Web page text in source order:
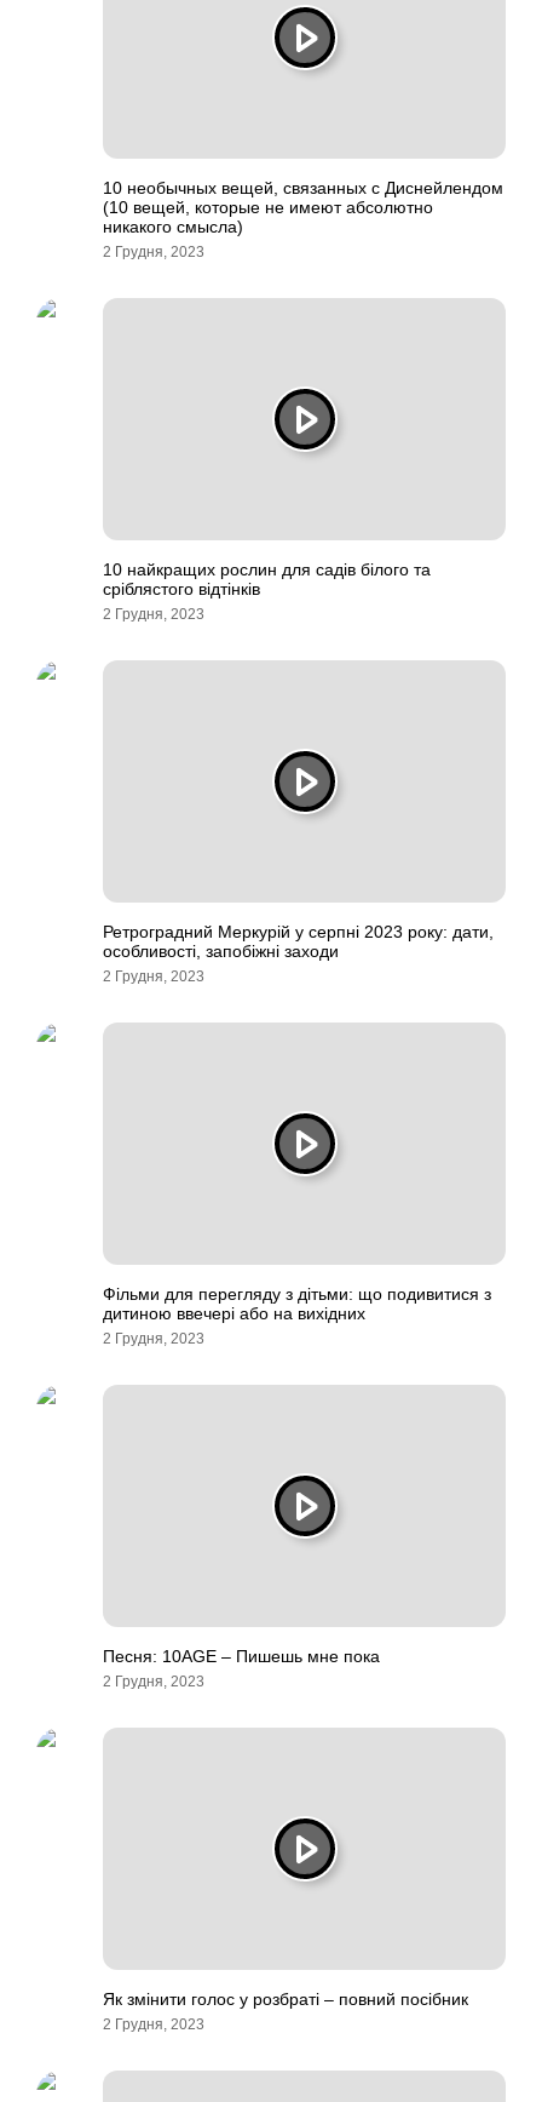
10 необычных вещей, связанных с Диснейлендом
(10 вещей, которые не имеют абсолютно
никакого смысла)
2 Грудня, 2023
10 найкращих рослин для садів білого та
сріблястого відтінків
2 Грудня, 2023
Ретроградний Меркурій у серпні 2023 року: дати,
особливості, запобіжні заходи
2 Грудня, 2023
Фільми для перегляду з дітьми: що подивитися з
дитиною ввечері або на вихідних
2 Грудня, 2023
Песня: 10AGE – Пишешь мне пока
2 Грудня, 2023
Як змінити голос у розбраті – повний посібник
2 Грудня, 2023